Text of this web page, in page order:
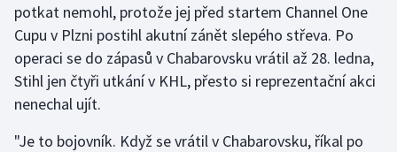
potkat nemohl, protože jej před startem Channel One
Cupu v Plzni postihl akutní zánět slepého střeva. Po
operaci se do zápasů v Chabarovsku vrátil až 28. ledna,
Stihl jen čtyři utkání v KHL, přesto si reprezentační akci
nenechal ujít.
"Je to bojovník. Když se vrátil v Chabarovsku, říkal po